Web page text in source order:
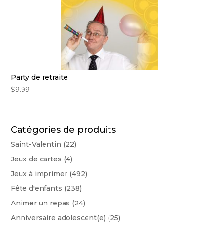
Party de retraite
$9.99
Catégories de produits
Saint-Valentin (22)
Jeux de cartes (4)
Jeux à imprimer (492)
Fête d'enfants (238)
Animer un repas (24)
Anniversaire adolescent(e) (25)